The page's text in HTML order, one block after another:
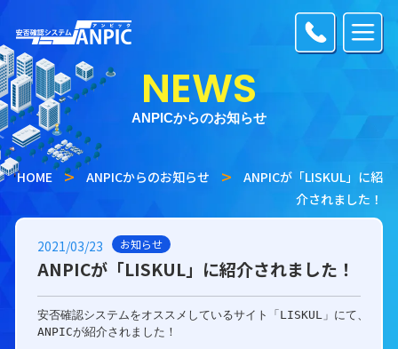
NEWS
ANPICからのお知らせ
HOME ANPICからのお知らせ
ANPICが「LISKUL」に紹
介されました！
2021/03/23 お知らせ
ANPICが「LISKUL」に紹介されました！
安否確認システムをオススメしているサイト「LISKUL」にて、
ANPICが紹介されました！